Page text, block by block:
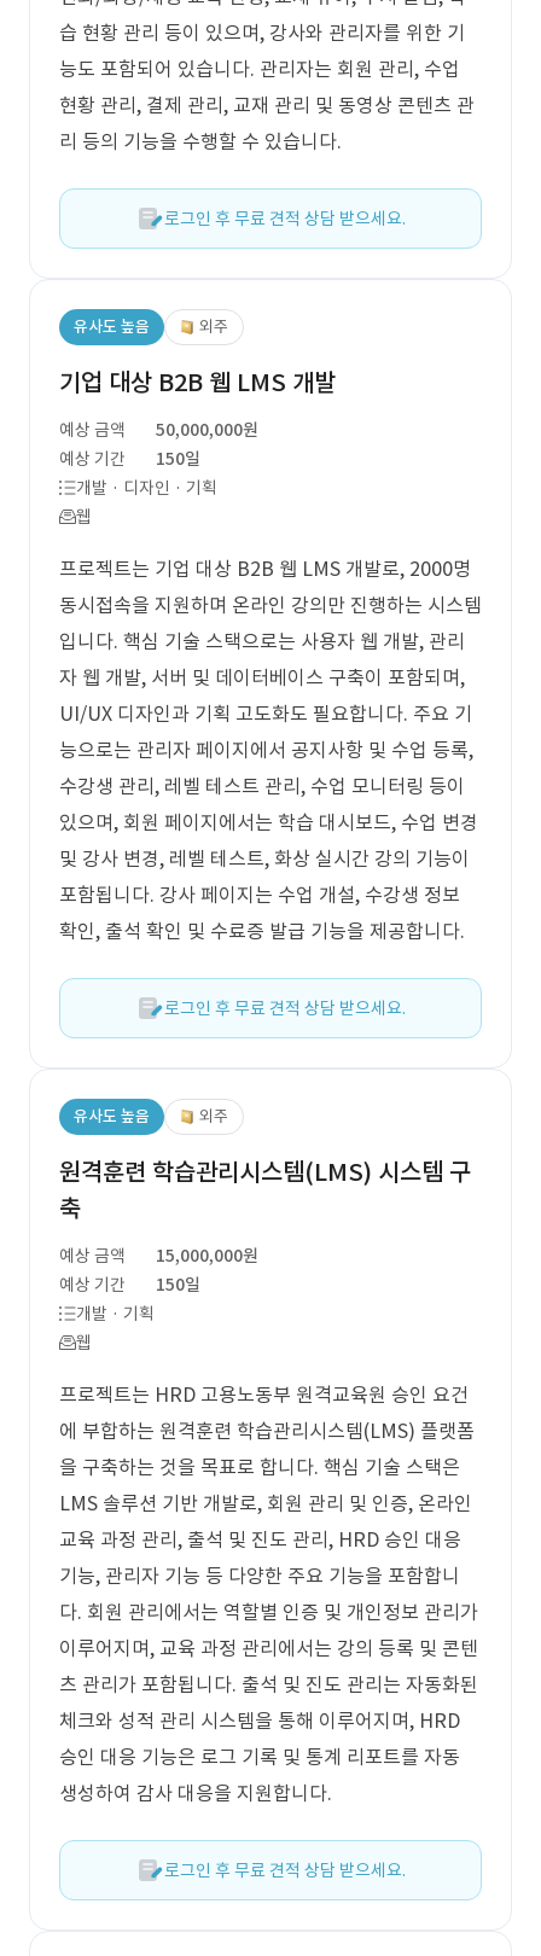
습 현황 관리 등이 있으며, 강사와 관리자를 위한 기
능도 포함되어 있습니다. 관리자는 회원 관리, 수업
현황 관리, 결제 관리, 교재 관리 및 동영상 콘텐츠 관
리 등의 기능을 수행할 수 있습니다.
로그인 후 무료 견적 상담 받으세요.
유사도 높음 외주
기업 대상 B2B 웹 LMS 개발
예상 금액
50,000,000원
예상 기간
150일
개발 · 디자인 · 기획
웹
프로젝트는 기업 대상 B2B 웹 LMS 개발로, 2000명
동시접속을 지원하며 온라인 강의만 진행하는 시스템
입니다. 핵심 기술 스택으로는 사용자 웹 개발, 관리
자 웹 개발, 서버 및 데이터베이스 구축이 포함되며,
UI/UX 디자인과 기획 고도화도 필요합니다. 주요 기
능으로는 관리자 페이지에서 공지사항 및 수업 등록,
수강생 관리, 레벨 테스트 관리, 수업 모니터링 등이
있으며, 회원 페이지에서는 학습 대시보드, 수업 변경
및 강사 변경, 레벨 테스트, 화상 실시간 강의 기능이
포함됩니다. 강사 페이지는 수업 개설, 수강생 정보
확인, 출석 확인 및 수료증 발급 기능을 제공합니다.
로그인 후 무료 견적 상담 받으세요.
유사도 높음 외주
원격훈련 학습관리시스템(LMS) 시스템 구
축
예상 금액
15,000,000원
예상 기간
150일
개발 · 기획
웹
프로젝트는 HRD 고용노동부 원격교육원 승인 요건
에 부합하는 원격훈련 학습관리시스템(LMS) 플랫폼
을 구축하는 것을 목표로 합니다. 핵심 기술 스택은
LMS 솔루션 기반 개발로, 회원 관리 및 인증, 온라인
교육 과정 관리, 출석 및 진도 관리, HRD 승인 대응
기능, 관리자 기능 등 다양한 주요 기능을 포함합니
다. 회원 관리에서는 역할별 인증 및 개인정보 관리가
이루어지며, 교육 과정 관리에서는 강의 등록 및 콘텐
츠 관리가 포함됩니다. 출석 및 진도 관리는 자동화된
체크와 성적 관리 시스템을 통해 이루어지며, HRD
승인 대응 기능은 로그 기록 및 통계 리포트를 자동
생성하여 감사 대응을 지원합니다.
로그인 후 무료 견적 상담 받으세요.